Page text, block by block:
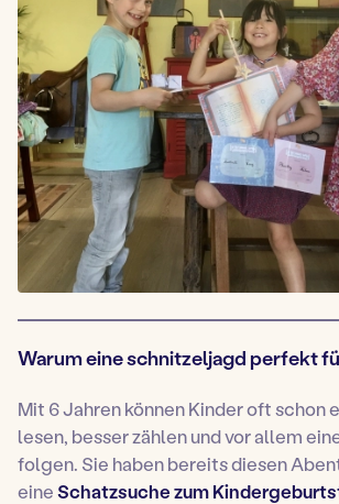
Warum eine schnitzeljagd perfekt
Mit 6 Jahren können Kinder oft schon
lesen, besser zählen und vor allem
folgen. Sie haben bereits diesen
eineSchatzsuche zum